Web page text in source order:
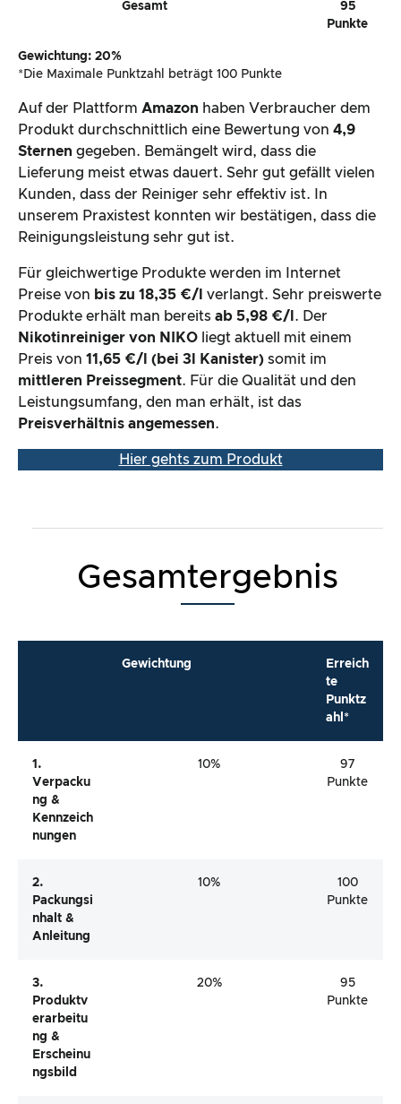
Gesamt
95
Punkte
Gewichtung: 20%
*Die Maximale Punktzahl beträgt 100 Punkte
Auf der Plattform Amazon haben Verbraucher dem
Produkt durchschnittlich eine Bewertung von 4,9
Sternen gegeben. Bemängelt wird, dass die
Lieferung meist etwas dauert. Sehr gut gefällt vielen
Kunden, dass der Reiniger sehr effektiv ist. In
unserem Praxistest konnten wir bestätigen, dass die
Reinigungsleistung sehr gut ist.
Für gleichwertige Produkte werden im Internet
Preise von bis zu 18,35 €/l verlangt. Sehr preiswerte
Produkte erhält man bereits ab 5,98 €/l . Der
Nikotinreiniger von NIKO liegt aktuell mit einem
Preis von 11,65 €/l (bei 3l Kanister) somit im
mittleren Preissegment. Für die Qualität und den
Leistungsumfang, den man erhält, ist das
Preisverhältnis angemessen.
Hier gehts zum Produkt
Gesamtergebnis
Gewichtung
Erreich
te
Punktz
ahl*
1.
Verpacku
Ng &
Kennzeich
Nungen
10%
97
Punkte
2.
Packungsi
Nhalt &
Anleitung
10%
100
Punkte
3.
Produktv
Erarbeitu
Ng &
Erscheinu
Ngsbild
20%
95
Punkte